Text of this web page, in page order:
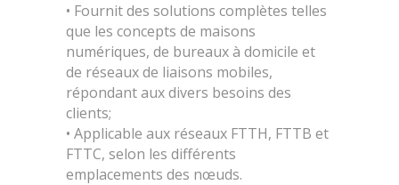
• Fournit des solutions complètes telles
que les concepts de maisons
numériques, de bureaux à domicile et
de réseaux de liaisons mobiles,
répondant aux divers besoins des
clients;
• Applicable aux réseaux FTTH, FTTB et
FTTC, selon les différents
emplacements des nœuds.